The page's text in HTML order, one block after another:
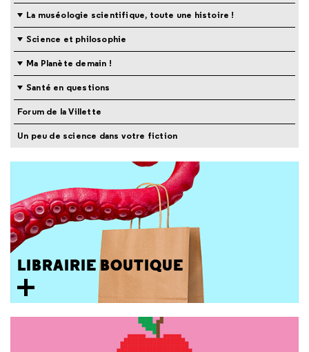
La muséologie scientifique, toute une histoire !
Science et philosophie
Ma Planète demain !
Santé en questions
Forum de la Villette
Un peu de science dans votre fiction
LIBRAIRIE BOUTIQUE